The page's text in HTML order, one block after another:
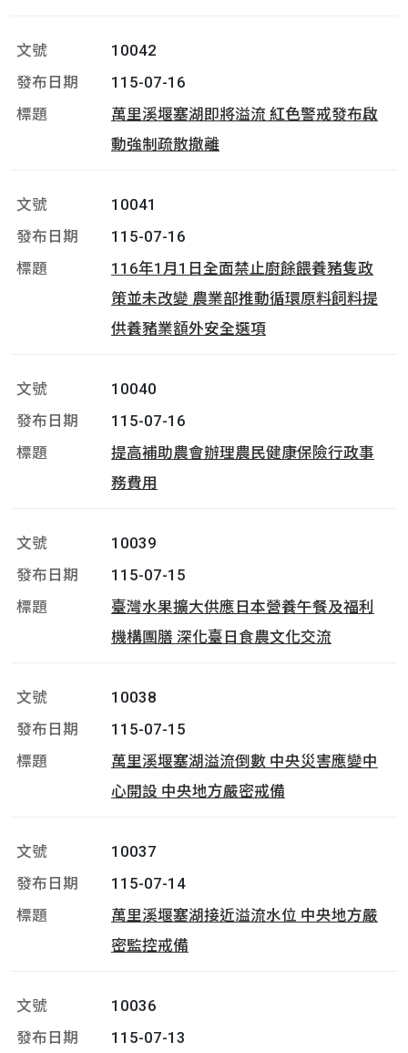
10042
115-07-16
萬里溪堰塞湖即將溢流 紅色警戒發布啟
動強制疏散撤離
10041
115-07-16
116年1月1日全面禁止廚餘餵養豬隻政
策並未改變 農業部推動循環原料飼料提
供養豬業額外安全選項
10040
115-07-16
提高補助農會辦理農民健康保險行政事
務費用
10039
115-07-15
臺灣水果擴大供應日本營養午餐及福利
機構團膳 深化臺日食農文化交流
10038
115-07-15
萬里溪堰塞湖溢流倒數 中央災害應變中
心開設 中央地方嚴密戒備
10037
115-07-14
萬里溪堰塞湖接近溢流水位 中央地方嚴
密監控戒備
10036
115-07-13